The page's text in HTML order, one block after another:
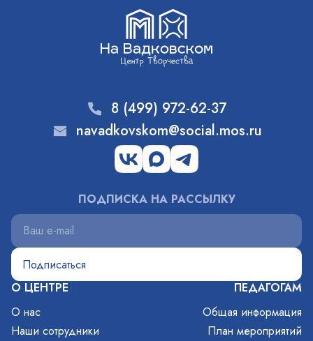
О ЦЕНТРЕ
О нас
Наши сотрудники
ПЕДАГОГАМ
Общая информация
План мероприятий
8 (499) 972-62-37
navadkovskom@social.mos.ru
ПОДПИСКА НА РАССЫЛКУ